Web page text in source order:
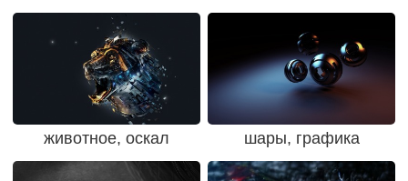
животное, оскал шары, графика